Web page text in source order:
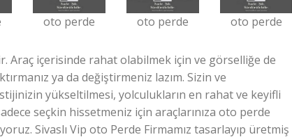
oto perde oto perde oto perde
Araç içerisinde rahat olabilmek için ve görselliğe de
ya da değiştirmeniz lazım. Sizin ve
yükseltilmesi, yolculukların en rahat ve keyifli
seçkin hissetmeniz için araçlarınıza oto perde
Sivaslı Vip oto Perde Firmamız tasarlayıp üretmiş